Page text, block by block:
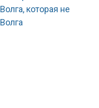
Волга, которая не
Волга